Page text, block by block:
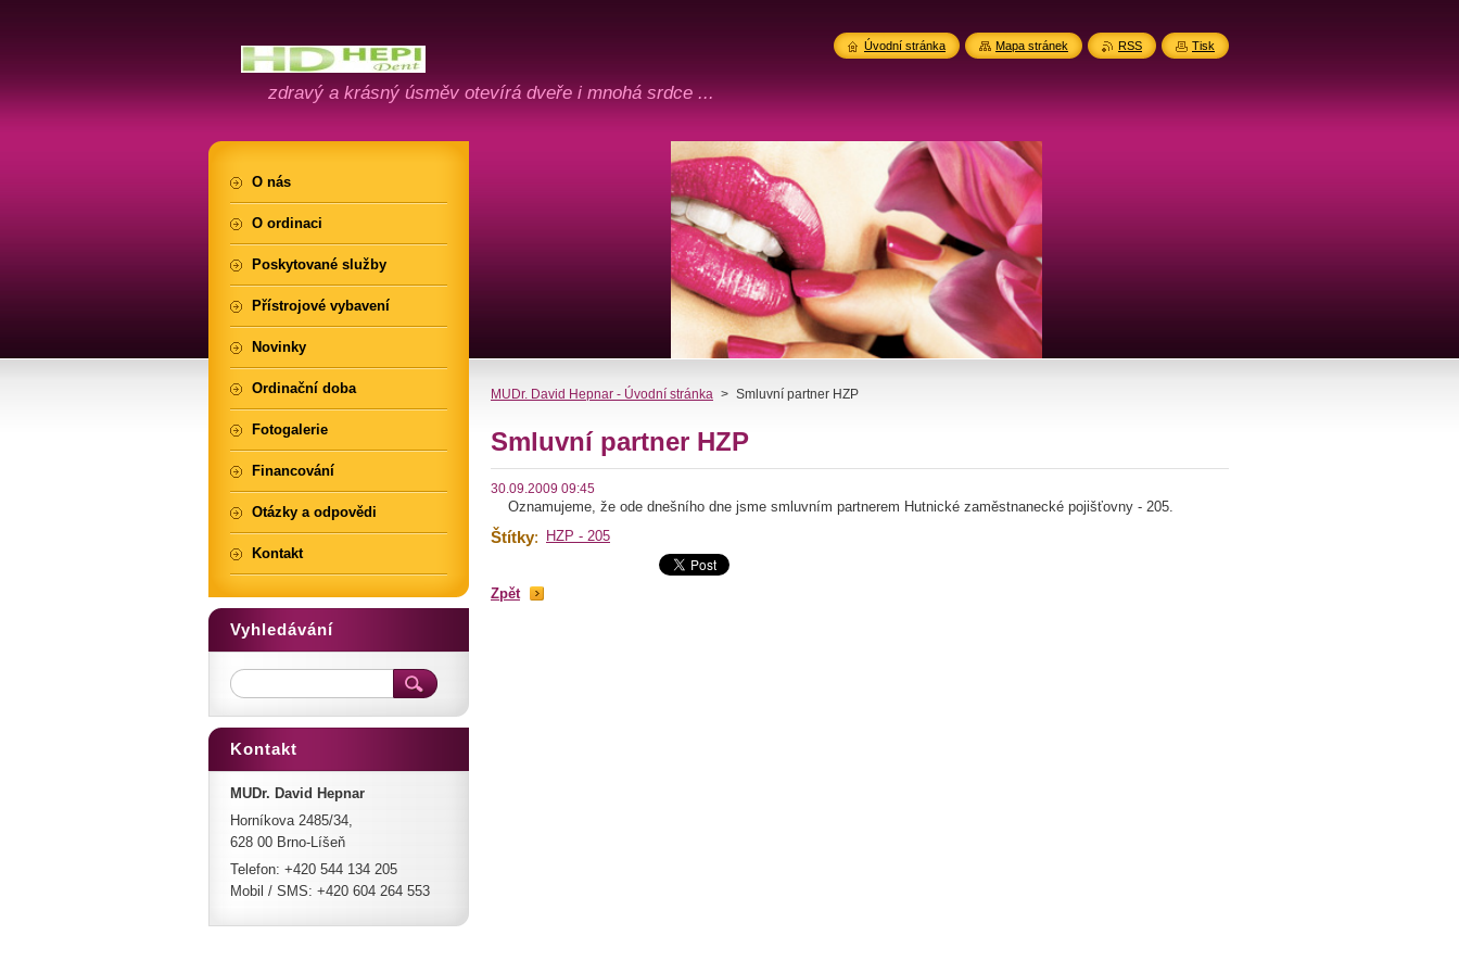
zdravý a krásný úsměv otevírá dveře i mnohá srdce ...
MUDr. David Hepnar - Úvodní stránka > Smluvní partner HZP
Smluvní partner HZP
30.09.2009 09:45
Oznamujeme, že ode dnešního dne jsme smluvním partnerem Hutnické zaměstnanecké pojišťovny - 205.
Štítky: HZP - 205
Zpět
O nás
O ordinaci
Poskytované služby
Přístrojové vybavení
Novinky
Ordinační doba
Fotogalerie
Financování
Otázky a odpovědi
Kontakt
Vyhledávání
Kontakt
MUDr. David Hepnar
Horníkova 2485/34,
628 00 Brno-Líšeň
Telefon: +420 544 134 205
Mobil / SMS: +420 604 264 553
Úvodní stránka Mapa stránek RSS Tisk